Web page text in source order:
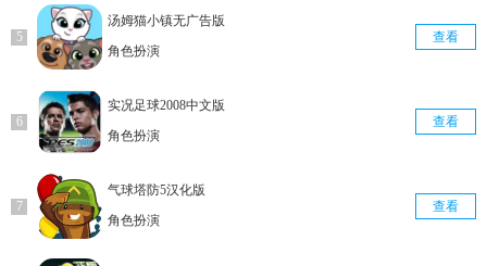
汤姆猫小镇无广告版
角色扮演
查看
实况足球2008中文版
角色扮演
查看
气球塔防5汉化版
角色扮演
查看